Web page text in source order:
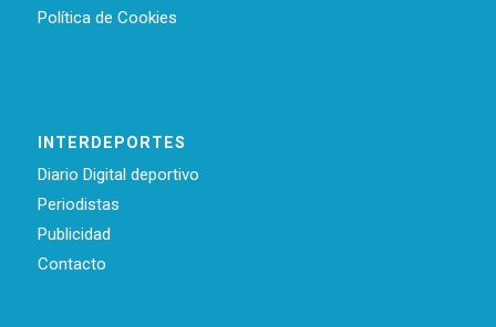
Política de Cookies
INTERDEPORTES
Diario Digital deportivo
Periodistas
Publicidad
Contacto